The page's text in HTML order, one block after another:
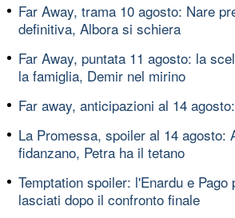
Far Away, trama 10 agosto: Nare
definitiva, Albora si schiera
Far Away, puntata 11 agosto: la
la famiglia, Demir nel mirino
Far away, anticipazioni al 14
La Promessa, spoiler al 14 agosto:
fidanzano, Petra ha il tetano
Temptation spoiler: l'Enardu e
lasciati dopo il confronto finale